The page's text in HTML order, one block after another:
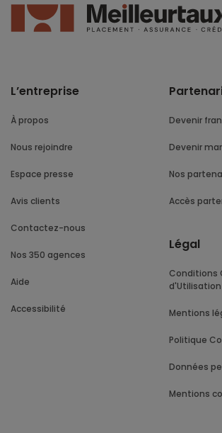
L’entreprise
À propos
Nous rejoindre
Espace presse
Avis clients
Contactez-nous
Nos 350 agences
Aide
Accessibilité
Devenir
Devenir
Nos
Accès
Légal
Conditions Générales
d'Utilisation
Mentions
Politique
Données
Mentions